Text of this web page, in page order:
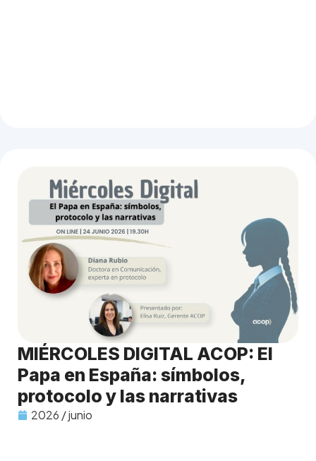
MIÉRCOLES DIGITAL ACOP: El
Papa en España: símbolos,
protocolo y las narrativas
2026 / junio